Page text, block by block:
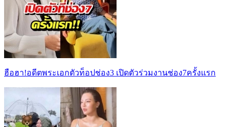
ฮือฮา!อดีตพระเอกตัวท็อปช่อง3 เปิดตัวร่วมงานช่อง7ครั้งแรก